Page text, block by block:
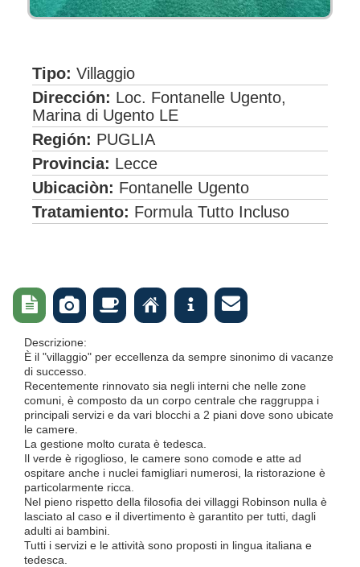
Tipo:Villaggio
Dirección: Loc. Fontanelle Ugento,
Marina di Ugento LE
Región: PUGLIA
Provincia: Lecce
Ubicaciòn: Fontanelle Ugento
Tratamiento: Formula Tutto Incluso
   Ç i 
Descrizione:
È il "villaggio" per eccellenza da sempre sinonimo di vacanze
di successo.
Recentemente rinnovato sia negli interni che nelle zone
comuni, è composto da un corpo centrale che raggruppa i
principali servizi e da vari blocchi a 2 piani dove sono ubicate
le camere.
La gestione molto curata è tedesca.
Il verde è rigoglioso, le camere sono comode e atte ad
ospitare anche i nuclei famigliari numerosi, la ristorazione è
particolarmente ricca.
Nel pieno rispetto della filosofia dei villaggi Robinson nulla è
lasciato al caso e il divertimento è garantito per tutti, dagli
adulti ai bambini.
Tutti i servizi e le attività sono proposti in lingua italiana e
tedesca.